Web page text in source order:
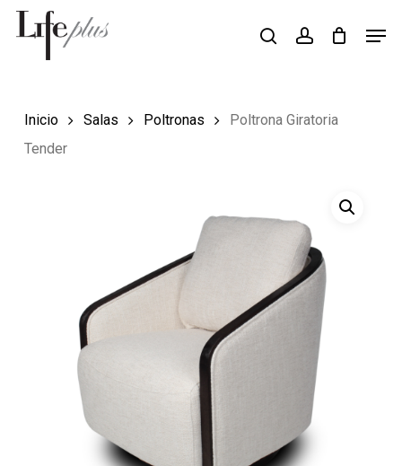
Skip
Búsqueda
productos
searchaccount
Inicio Salas Poltronas
Poltrona Giratoria
Tender